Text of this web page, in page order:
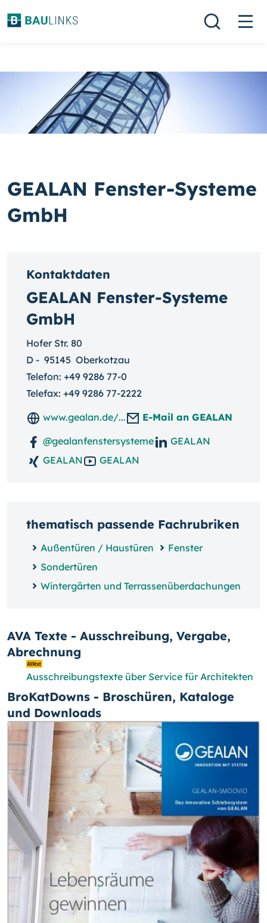
GEALAN Fenster-Systeme
GmbH
Kontaktdaten
GEALAN Fenster-Systeme
GmbH
Hofer Str. 80
D - 95145 Oberkotzau
Telefon: +49 9286 77-0
Telefax: +49 9286 77-2222
www.gealan.de/...
E-Mail an GEALAN
@gealanfenstersysteme
GEALAN
GEALAN
GEALAN
thematisch passende Fachrubriken
Außentüren / Haustüren
Fenster
Sondertüren
Wintergärten und Terrassenüberdachungen
AVA Texte - Ausschreibung, Vergabe,
Abrechnung
Ausschreibungstexte über Service für Architekten
BroKatDowns - Broschüren, Kataloge
und Downloads